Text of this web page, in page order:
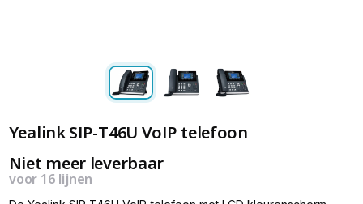
Yealink SIP-T46U VoIP telefoon
Niet meer leverbaar
voor 16 lijnen